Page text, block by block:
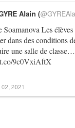
Soamanova Les
dans des conditions
une salle de classe…
9c0VxiAftX
Alain (
2021